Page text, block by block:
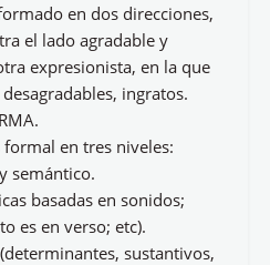
en dos direcciones,
el lado agradable y
expresionista, en la que
ingratos.
en tres niveles:
semántico.
basadas en sonidos;
es en verso; etc).
sustantivos,